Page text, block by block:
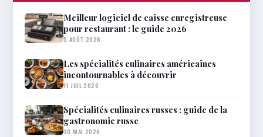
Meilleur logiciel de caisse enregistreuse
pour restaurant : le guide 2026
5 AOÛT 2026
Les spécialités culinaires américaines
incontournables à découvrir
11 JUIL 2026
Spécialités culinaires russes : guide de la
gastronomie russe
30 MAI 2026